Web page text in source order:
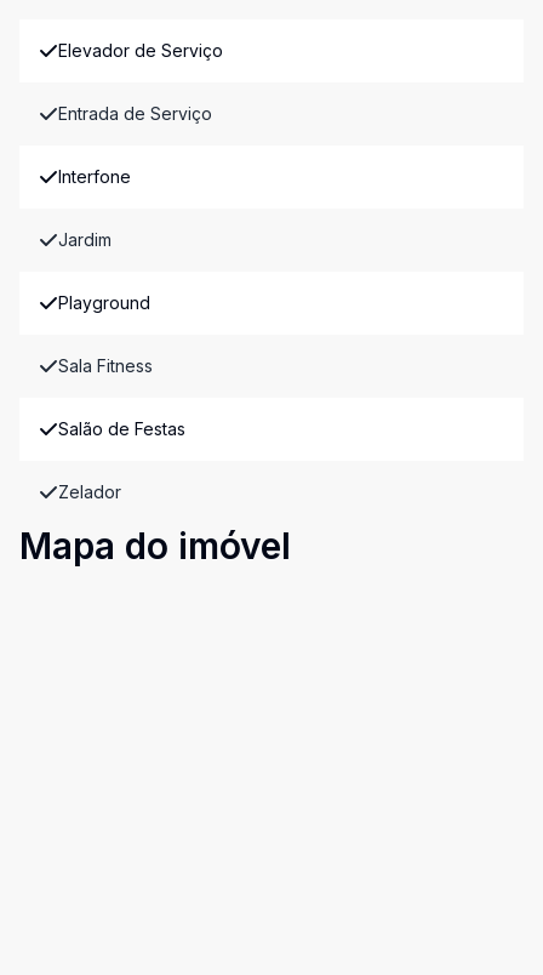
Elevador de Serviço
Entrada de Serviço
Interfone
Jardim
Playground
Sala Fitness
Salão de Festas
Zelador
Mapa do imóvel